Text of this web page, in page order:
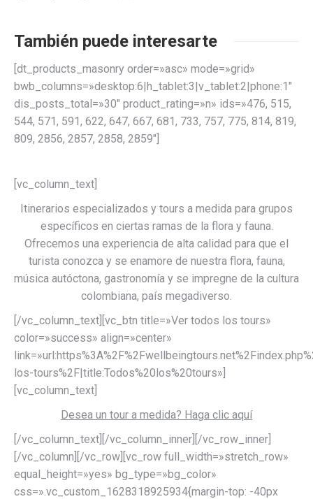
También puede interesarte
[dt_products_masonry order=»asc» mode=»grid»
bwb_columns=»desktop:6|h_tablet:3|v_tablet:2|phone:1″
dis_posts_total=»30″ product_rating=»n» ids=»476, 515,
544, 571, 591, 622, 647, 667, 681, 733, 757, 775, 814, 819,
809, 2856, 2857, 2858, 2859″]
[vc_column_text]
Itinerarios especializados y tours a medida para grupos
específicos en ciertas ramas de la flora y fauna.
Ofrecemos una experiencia de alta calidad para que el
turista conozca y se enamore de nuestra flora, fauna,
música autóctona, gastronomía y se impregne de la cultura
colombiana, país megadiverso.
[/vc_column_text][vc_btn title=»Ver todos los tours»
color=»success» align=»center»
los-tours%2F|title:Todos%20los%20tours»]
[vc_column_text]
Desea un tour a medida? Haga clic aquí
[/vc_column_text][/vc_column_inner][/vc_row_inner]
[/vc_column][/vc_row][vc_row full_width=»stretch_row»
equal_height=»yes» bg_type=»bg_color»
css=».vc_custom_1628318925934{margin-top: -40px